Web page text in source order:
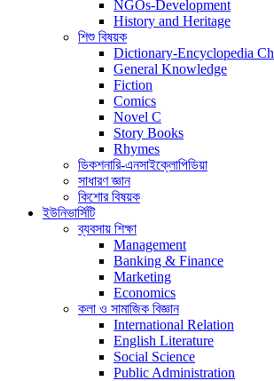
NGOs-Development
History and Heritage
শিশু বিষয়ক
Dictionary-Encyclopedia Ch
General Knowledge
Fiction
Comics
Novel C
Story Books
Rhymes
ডিকশনারি-এনসাইক্লোপিডিয়া
সাধারণ জ্ঞান
কিশোর বিষয়ক
ইউনিভার্সিটি
ব্যবসায় শিক্ষা
Management
Banking & Finance
Marketing
Economics
কলা ও সামাজিক বিজ্ঞান
International Relation
English Literature
Social Science
Public Administration